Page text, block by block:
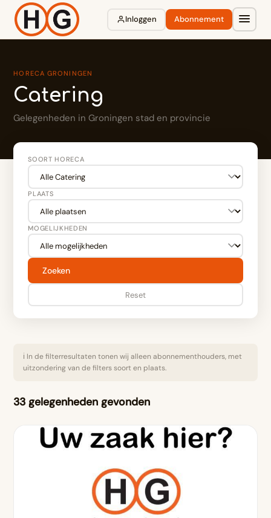
Inloggen Abonnement
HORECA GRONINGEN
Catering
Gelegenheden in Groningen stad en provincie
SOORT HORECA
PLAATS
MOGELIJKHEDEN
Zoeken
Reset
ℹ️ In de filterresultaten tonen wij alleen abonnementhouders, met
uitzondering van de filters soort en plaats.
33 gelegenheden gevonden